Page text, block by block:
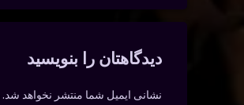
دیدگاه‌ها
دیدگاهتان را بنویسید
نشانی ایمیل شما منتشر نخواهد شد.